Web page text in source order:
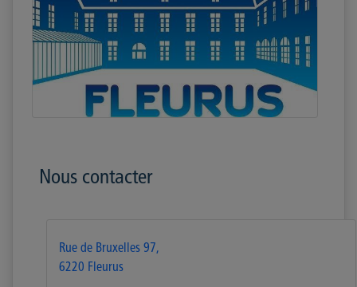
Nous contacter
Rue de Bruxelles 97,
6220 Fleurus